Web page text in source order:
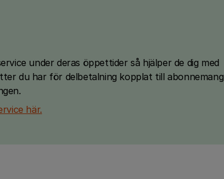
under deras öppettider så hjälper de dig med
du har för delbetalning kopplat till abonnemang
här.